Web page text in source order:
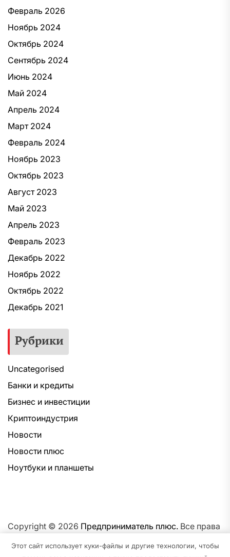
Февраль 2026
Ноябрь 2024
Октябрь 2024
Сентябрь 2024
Июнь 2024
Май 2024
Апрель 2024
Март 2024
Февраль 2024
Ноябрь 2023
Октябрь 2023
Август 2023
Май 2023
Апрель 2023
Февраль 2023
Декабрь 2022
Ноябрь 2022
Октябрь 2022
Декабрь 2021
Рубрики
Uncategorised
Банки и кредиты
Бизнес и инвестиции
Криптоиндустрия
Новости
Новости плюс
Ноутбуки и планшеты
Copyright © 2026 Предприниматель плюс. Все права
платформеWordPress.
Этот сайт использует куки-файлы и другие технологии, чтобы